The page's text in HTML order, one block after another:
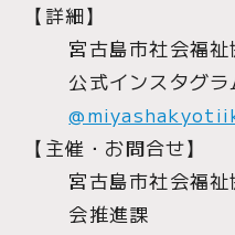
【詳細】
宮古島市社会福
公式インスタグラ
【主催・お問合せ】
宮古島市社会福
会推進課